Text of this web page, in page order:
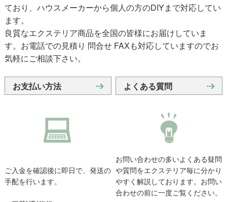
ており、ハウスメーカーから個人の方のDIYまで対応してい
ます。
良質なエクステリア商品を全国の皆様にお届けしていま
す。お電話での見積り 問合せ FAXも対応していますのでお
気軽にご相談下さい。
お支払い方法
ご入金を確認後に即日で、発送の
手配を行います。
よくある質問
お問い合わせの多いよくある疑問
や質問をエクステリア毎に分かり
やすく解説しております。お問い
合わせの前に一度ご覧ください。